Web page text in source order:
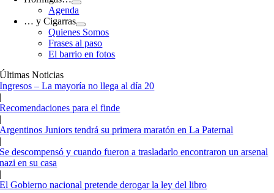
Agenda
… y Cigarras
Quienes Somos
Frases al paso
El barrio en fotos
Últimas Noticias
Ingresos – La mayoría no llega al día 20
|
Recomendaciones para el finde
|
Argentinos Juniors tendrá su primera maratón en La Paternal
|
Se descompensó y cuando fueron a trasladarlo encontraron un arsenal
nazi en su casa
|
El Gobierno nacional pretende derogar la ley del libro